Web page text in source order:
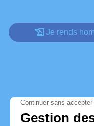
Je rends